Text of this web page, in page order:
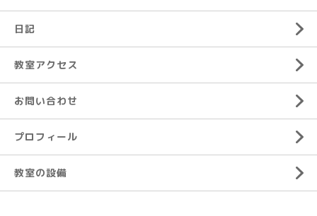
日記
教室アクセス
お問い合わせ
プロフィール
教室の設備